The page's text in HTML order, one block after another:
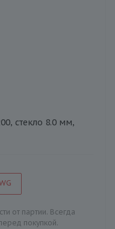
стекло 8.0 мм,
от партии. Всегда
покупкой.